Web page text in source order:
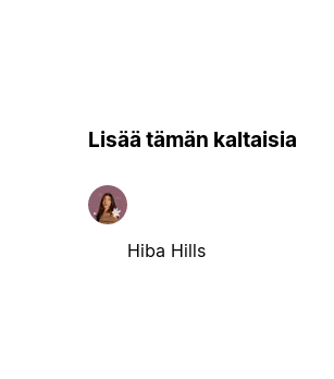
Lisää tämän kaltaisia
Hiba Hills